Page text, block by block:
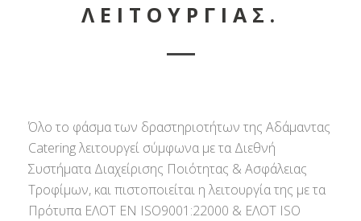
ΛΕΙΤΟΥΡΓΙΑΣ.
Όλο το φάσμα των δραστηριοτήτων της Αδάμαντας
Catering λειτουργεί σύμφωνα με τα Διεθνή
Συστήματα Διαχείρισης Ποιότητας & Ασφάλειας
Τροφίμων, και πιστοποιείται η λειτουργία της με τα
Πρότυπα ΕΛΟΤ ΕΝ ISO9001:22000 & ΕΛΟΤ ISO